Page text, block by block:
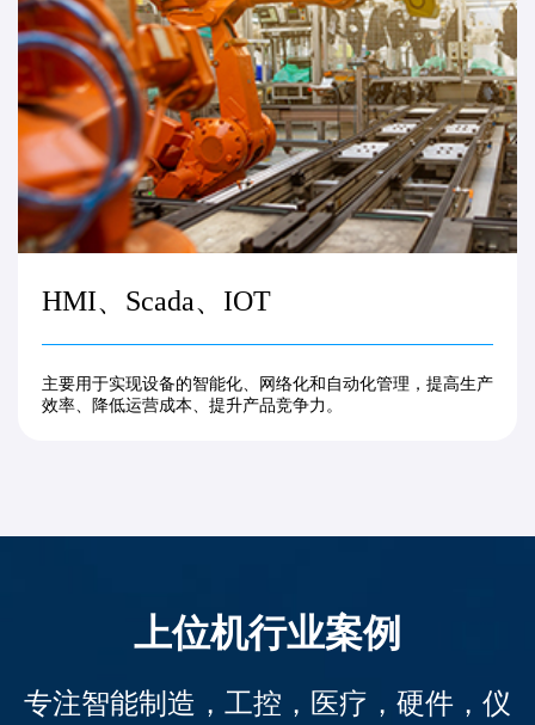
HMI、Scada、IOT
主要用于实现设备的智能化、网络化和自动化管理，提高生产
效率、降低运营成本、提升产品竞争力。
上位机行业案例
专注智能制造，工控，医疗，硬件，仪